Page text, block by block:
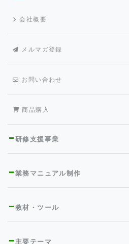
会社概要
メルマガ登録
お問い合わせ
商品購入
研修支援事業
業務マニュアル制作
教材・ツール
主要テーマ